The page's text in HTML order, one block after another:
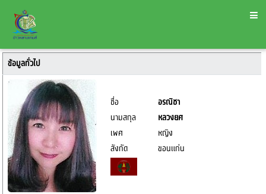
ข้อมูลทั่วไป
ชื่อ
อรณิชา
นามสกุล
หลวงยศ
เพศ
หญิง
สังกัด
ขอนแก่น